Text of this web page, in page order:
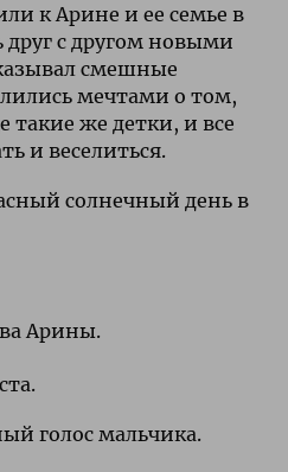
к Арине и ее семье в
с другом новыми
смешные
мечтами о том,
такие же детки, и все
и веселиться.
солнечный день в
Арины.
голос мальчика.